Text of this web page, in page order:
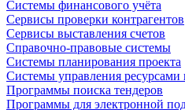
Системы финансового учёта
Сервисы проверки контрагентов
Сервисы выставления счетов
Справочно-правовые системы
Системы планирования проекта
Системы управления ресурсами
Программы поиска тендеров
Программы для электронной